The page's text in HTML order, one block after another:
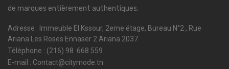
de marques entièrement authentiques.
Adresse : Immeuble El Kssour, 2eme étage, Bureau N°2 , Rue
Ariana Les Roses Ennaser 2 Ariana 2037
Téléphone : (216) 98 668 559
E-mail : Contact@citymode.tn